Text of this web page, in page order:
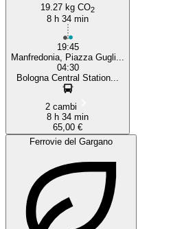
19.27 kg CO2
8 h 34 min
19:45
Manfredonia, Piazza Gugli...
04:30
Bologna Central Station...
2 cambi
8 h 34 min
65,00 €
Ferrovie del Gargano